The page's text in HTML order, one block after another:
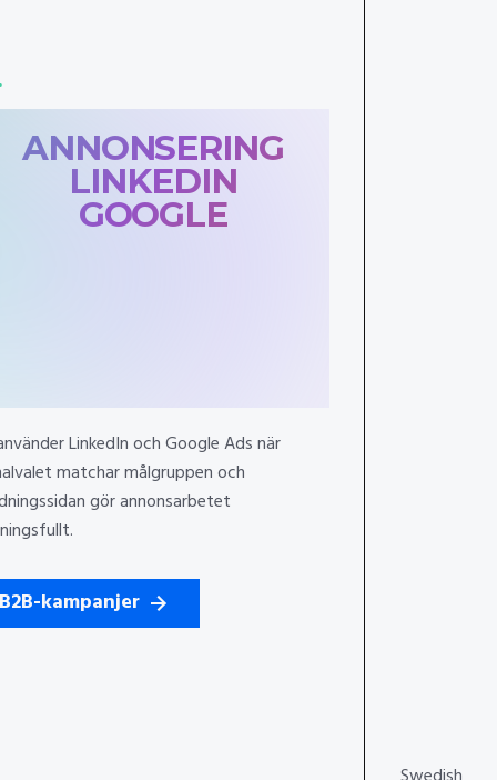
ANNONSERING
LINKEDIN
GOOGLE
LinkedIn och Google Ads när
matchar målgruppen och
gör annonsarbetet
B2B-kampanjer